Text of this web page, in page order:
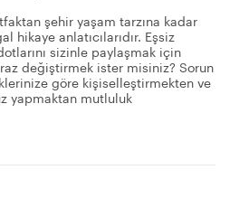
şehir yaşam tarzına kadar
hikaye anlatıcılarıdır. Eşsiz
sizinle paylaşmak için
değiştirmek ister misiniz? Sorun
göre kişiselleştirmekten ve
yapmaktan mutluluk